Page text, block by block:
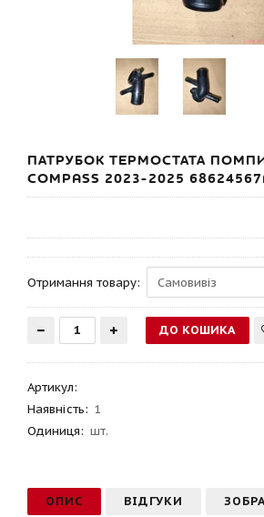
ПАТРУБОК ТЕРМОСТАТА ПОМПИ
COMPASS 2023-2025
Отримання товару:
Артикул:
Наявність: 1
Одиниця: шт.
ОПИС ВІДГУКИ